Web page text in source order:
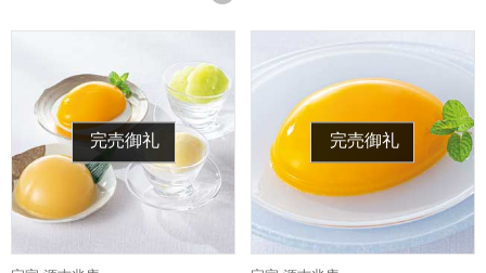
宗家 源吉兆庵 源吉兆庵の夏菓撰【夏の贈りもの・お中元】
完売御礼
宗家 源吉兆庵 太陽の実【夏
完売御礼